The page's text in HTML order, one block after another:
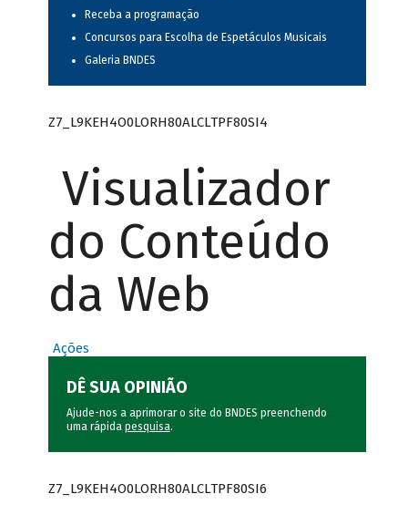
Receba a programação
Concursos para Escolha de Espetáculos Musicais
Galeria BNDES
Z7_L9KEH4O0LORH80ALCLTPF80SI4
Visualizador
do Conteúdo
da Web
Ações
DÊ SUA OPINIÃO
Ajude-nos a aprimorar o site do BNDES preenchendo
uma rápida pesquisa.
Z7_L9KEH4O0LORH80ALCLTPF80SI6